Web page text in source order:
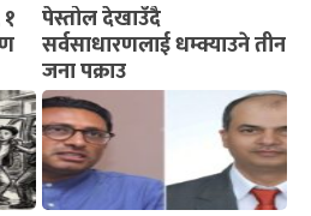
पेस्तोल देखाउँदै
सर्वसाधारणलाई धम्क्याउने तीन
जना पक्राउ